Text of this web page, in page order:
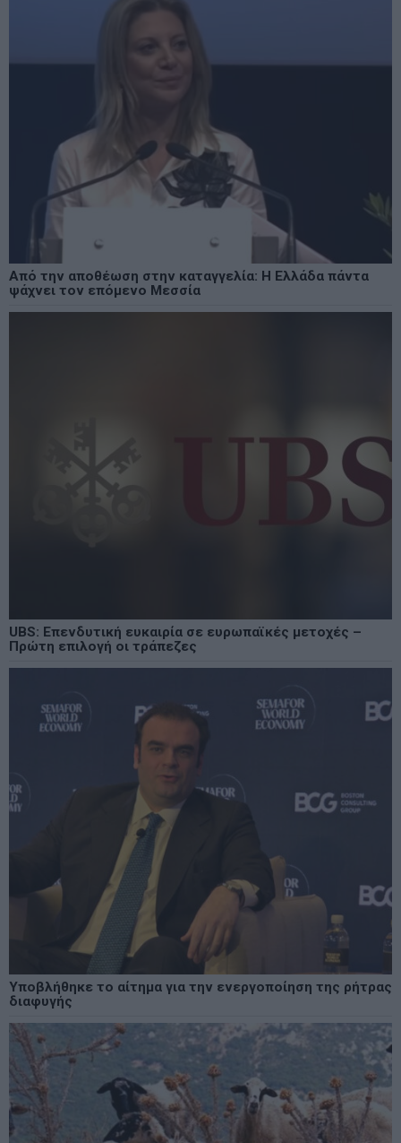
Από την αποθέωση στην καταγγελία: Η Ελλάδα πάντα
ψάχνει τον επόμενο Μεσσία
UBS: Επενδυτική ευκαιρία σε ευρωπαϊκές μετοχές –
Πρώτη επιλογή οι τράπεζες
Υποβλήθηκε το αίτημα για την ενεργοποίηση της ρήτρας
διαφυγής